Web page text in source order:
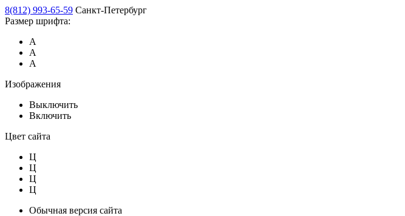
8(812) 993-65-59 Санкт-Петербург
Размер шрифта:
А
А
А
Изображения
Выключить
Включить
Цвет сайта
Ц
Ц
Ц
Ц
Обычная версия сайта